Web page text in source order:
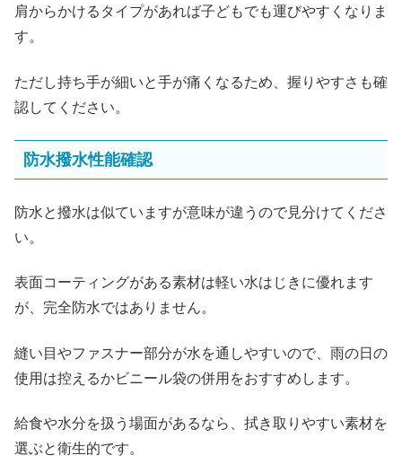
肩からかけるタイプがあれば子どもでも運びやすくなりま
す。
ただし持ち手が細いと手が痛くなるため、握りやすさも確
認してください。
防水撥水性能確認
防水と撥水は似ていますが意味が違うので見分けてくださ
い。
表面コーティングがある素材は軽い水はじきに優れます
が、完全防水ではありません。
縫い目やファスナー部分が水を通しやすいので、雨の日の
使用は控えるかビニール袋の併用をおすすめします。
給食や水分を扱う場面があるなら、拭き取りやすい素材を
選ぶと衛生的です。